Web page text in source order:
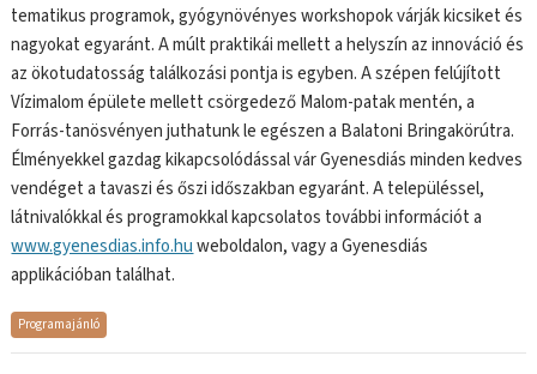
tematikus programok, gyógynövényes workshopok várják kicsiket és
nagyokat egyaránt. A múlt praktikái mellett a helyszín az innováció és
az ökotudatosság találkozási pontja is egyben. A szépen felújított
Vízimalom épülete mellett csörgedező Malom-patak mentén, a
Forrás-tanösvényen juthatunk le egészen a Balatoni Bringakörútra.
Élményekkel gazdag kikapcsolódással vár Gyenesdiás minden kedves
vendéget a tavaszi és őszi időszakban egyaránt. A településsel,
látnivalókkal és programokkal kapcsolatos további információt a
www.gyenesdias.info.huweboldalon, vagy a Gyenesdiás
applikációban találhat.
Programajánló